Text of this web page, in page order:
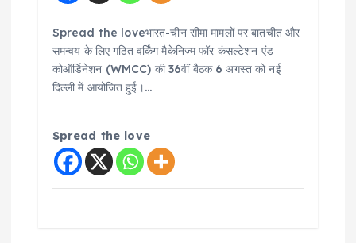
Spread the loveभारत-चीन सीमा मामलों पर बातचीत और
समन्वय के लिए गठित वर्किंग मैकेनिज्म फॉर कंसल्टेशन एंड
कोऑर्डिनेशन (WMCC) की 36वीं बैठक 6 अगस्त को नई
दिल्ली में आयोजित हुई।…
Spread the love